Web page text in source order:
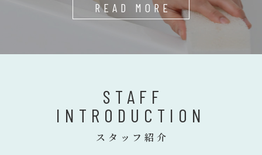
READ MORE
STAFF
INTRODUCTION
スタッフ紹介